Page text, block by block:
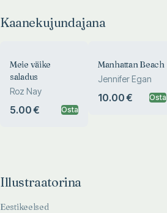
Kaanekujundajana
Meie väike
saladus
Roz Nay
5.00 € Osta
Manhattan Beach
Jennifer Egan
10.00 € Osta
Illustraatorina
Eestikeelsed